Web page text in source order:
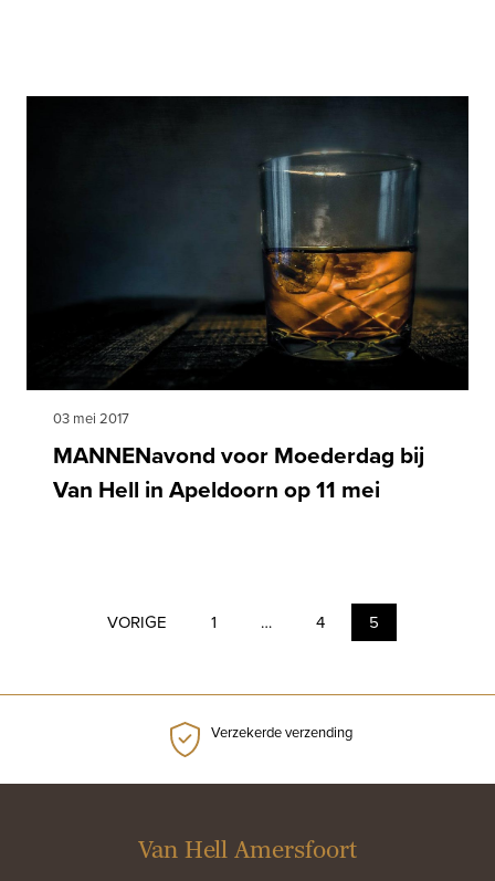
03 mei 2017
MANNENavond voor Moederdag bij
Van Hell in Apeldoorn op 11 mei
VORIGE 1 … 4 5
Verzekerde verzending
Van Hell Amersfoort